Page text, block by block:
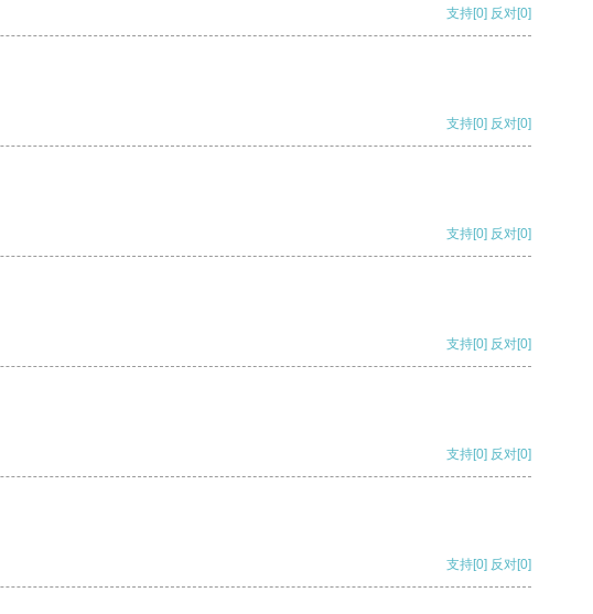
支持[0] 反对[0]
支持[0] 反对[0]
支持[0] 反对[0]
支持[0] 反对[0]
支持[0] 反对[0]
支持[0] 反对[0]